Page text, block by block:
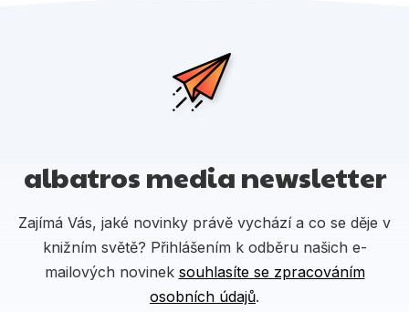
albatros media newsletter
Zajímá Vás, jaké novinky právě vychází a co se děje v
knižním světě? Přihlášením k odběru našich e-
mailových novinek souhlasíte se zpracováním
osobních údajů.